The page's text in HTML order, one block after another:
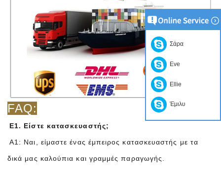
FAQ:
Ε1. Είστε κατασκευαστής;
A1: Ναι, είμαστε ένας έμπειρος κατασκευαστής με τα
δικά μας καλούπια και γραμμές παραγωγής.
Σάρα
Eve
Ellie
Έμιλυ